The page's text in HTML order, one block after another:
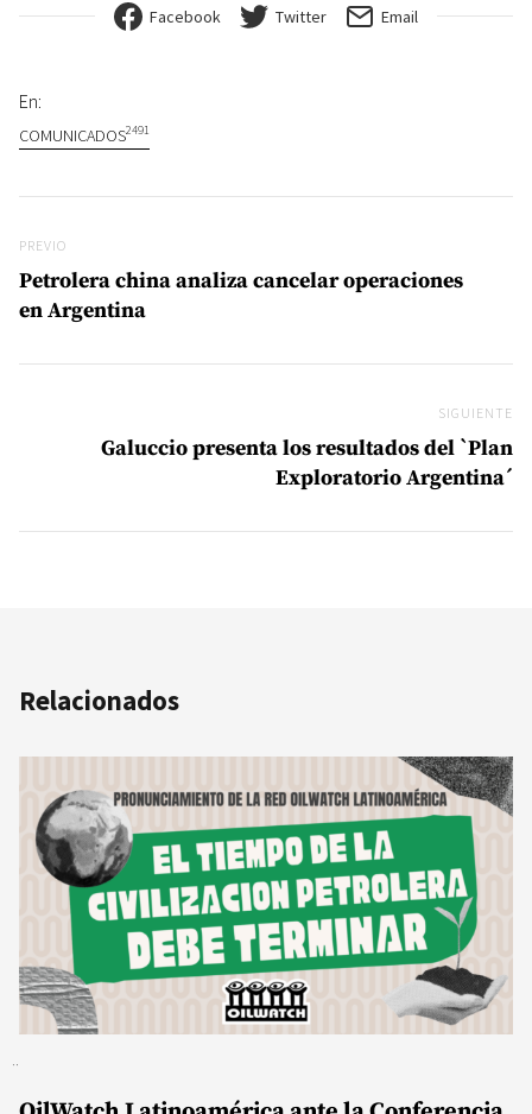
Facebook Twitter Email
En:
COMUNICADOS2491
Previo
PREVIO
Petrolera china analiza cancelar operaciones
en Argentina
SIGUIENTE
Galuccio presenta los resultados del `Plan
Exploratorio Argentina´
Relacionados